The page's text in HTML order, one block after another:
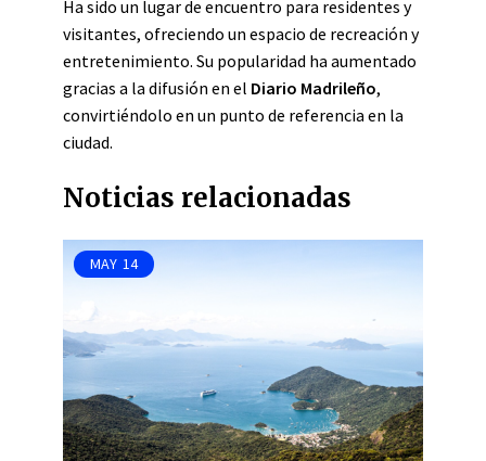
Ha sido un lugar de encuentro para residentes y
visitantes, ofreciendo un espacio de recreación y
entretenimiento. Su popularidad ha aumentado
gracias a la difusión en el Diario Madrileño,
convirtiéndolo en un punto de referencia en la
ciudad.
Noticias relacionadas
MAY 14